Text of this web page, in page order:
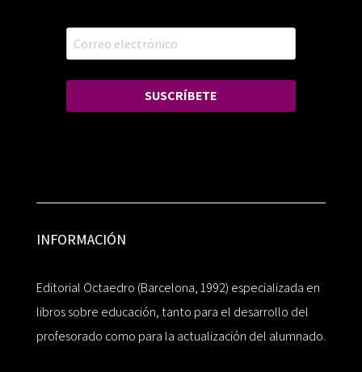
SUSCRÍBETE
INFORMACIÓN
Editorial Octaedro (Barcelona, 1992) especializada en
libros sobre educación, tanto para el desarrollo del
profesorado como para la actualización del alumnado.